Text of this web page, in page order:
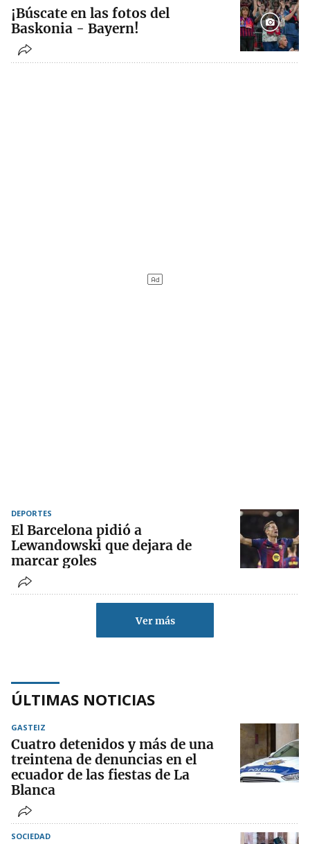
¡Búscate en las fotos del
Baskonia - Bayern!
DEPORTES
El Barcelona pidió a
Lewandowski que dejara de
marcar goles
Ver más
ÚLTIMAS NOTICIAS
GASTEIZ
Cuatro detenidos y más de una
treintena de denuncias en el
ecuador de las fiestas de La
Blanca
SOCIEDAD